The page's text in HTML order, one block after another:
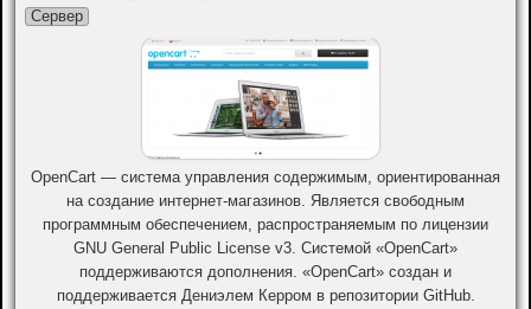
Сервер
OpenCart — система управления содержимым, ориентированная
на создание интернет-магазинов. Является свободным
программным обеспечением, распространяемым по лицензии
GNU General Public License v3. Системой «OpenCart»
поддерживаются дополнения. «OpenCart» создан и
поддерживается Дениэлем Керром в репозитории GitHub.